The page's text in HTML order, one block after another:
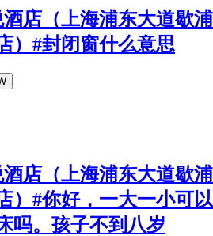
店（上海浦东大道歇浦
）#封闭窗什么意思
店（上海浦东大道歇浦
）#你好，一大一小可以
吗。孩子不到八岁